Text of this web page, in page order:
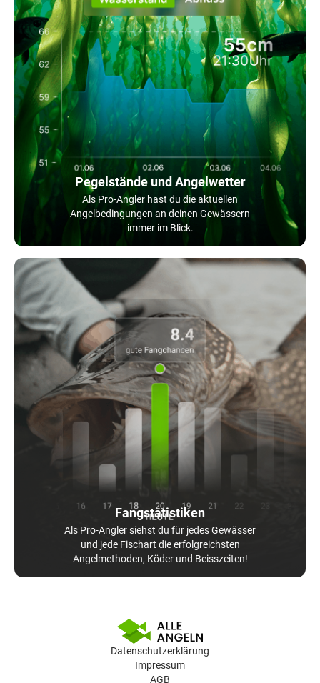
Pegelstände und Angelwetter
Als Pro-Angler hast du die aktuellen
Angelbedingungen an deinen Gewässern
immer im Blick.
Fangstatistiken
Als Pro-Angler siehst du für jedes Gewässer
und jede Fischart die erfolgreichsten
Angelmethoden, Köder und Beisszeiten!
Datenschutzerklärung
Impressum
AGB